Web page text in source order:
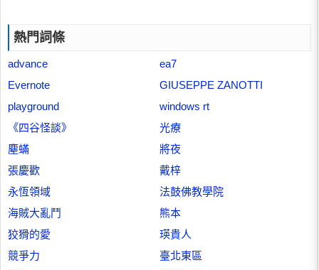
熱門詞條
advance
ea7
Evernote
GIUSEPPE ZANOTTI
playground
windows rt
《四谷怪談》
光療
塵蟎
將夜
張慶歡
戴梓
永恆領域
法鼓佛教學院
海賊大亂鬥
熊本
狡猾的愛
瑛貴人
競爭力
臺北東區